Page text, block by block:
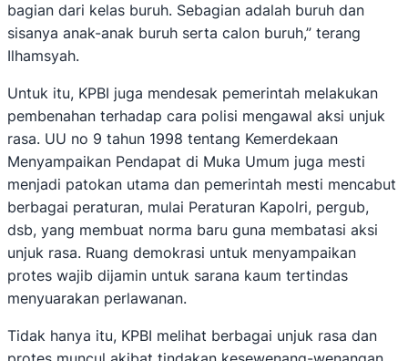
bagian dari kelas buruh. Sebagian adalah buruh dan
sisanya anak-anak buruh serta calon buruh,” terang
Ilhamsyah.
Untuk itu, KPBI juga mendesak pemerintah melakukan
pembenahan terhadap cara polisi mengawal aksi unjuk
rasa. UU no 9 tahun 1998 tentang Kemerdekaan
Menyampaikan Pendapat di Muka Umum juga mesti
menjadi patokan utama dan pemerintah mesti mencabut
berbagai peraturan, mulai Peraturan Kapolri, pergub,
dsb, yang membuat norma baru guna membatasi aksi
unjuk rasa. Ruang demokrasi untuk menyampaikan
protes wajib dijamin untuk sarana kaum tertindas
menyuarakan perlawanan.
Tidak hanya itu, KPBI melihat berbagai unjuk rasa dan